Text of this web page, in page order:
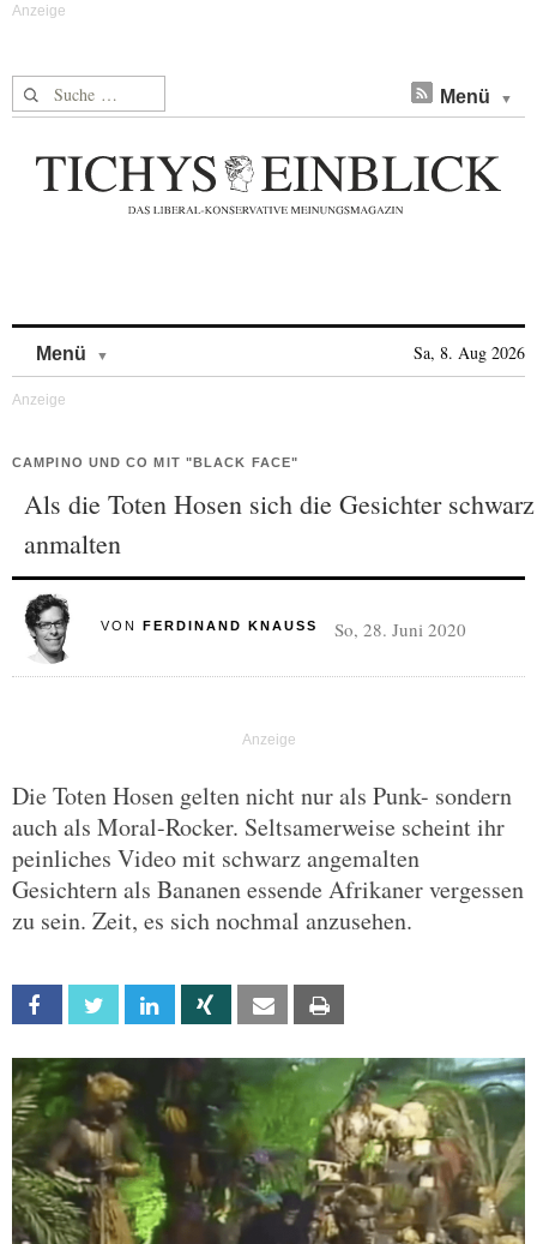
Suche nach: Menü
Menü Sa, 8. Aug 2026
CAMPINO UND CO MIT "BLACK FACE"
Als die Toten Hosen sich die Gesichter schwarz
anmalten
VON FERDINAND KNAUSS So, 28. Juni 2020
Die Toten Hosen gelten nicht nur als Punk- sondern
auch als Moral-Rocker. Seltsamerweise scheint ihr
peinliches Video mit schwarz angemalten
Gesichtern als Bananen essende Afrikaner vergessen
zu sein. Zeit, es sich nochmal anzusehen.
Facebook Twitter Linkedin Xing Email